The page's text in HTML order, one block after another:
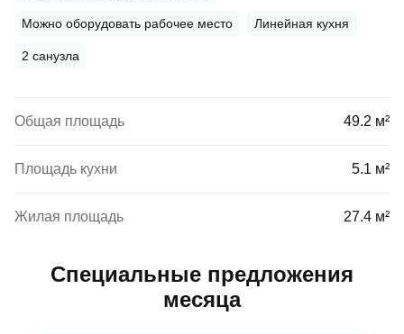
Можно оборудовать рабочее место Линейная кухня
2 санузла
Общая площадь 49.2 м²
Площадь кухни 5.1 м²
Жилая площадь 27.4 м²
Специальные предложения
месяца